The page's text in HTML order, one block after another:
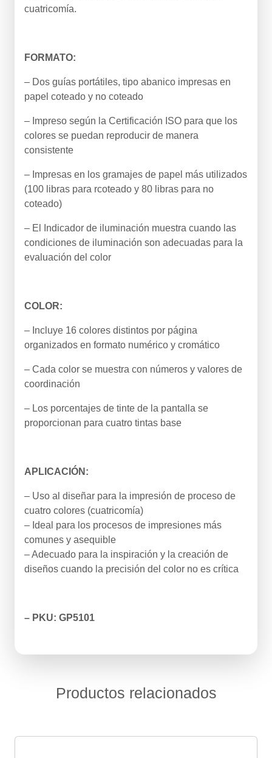
cuatricomía.
FORMATO:
– Dos guías portátiles, tipo abanico impresas en
papel coteado y no coteado
– Impreso según la Certificación ISO para que los
colores se puedan reproducir de manera
consistente
– Impresas en los gramajes de papel más utilizados
(100 libras para rcoteado y 80 libras para no
coteado)
– El Indicador de iluminación muestra cuando las
condiciones de iluminación son adecuadas para la
evaluación del color
COLOR:
– Incluye 16 colores distintos por página
organizados en formato numérico y cromático
– Cada color se muestra con números y valores de
coordinación
– Los porcentajes de tinte de la pantalla se
proporcionan para cuatro tintas base
APLICACIÓN:
– Uso al diseñar para la impresión de proceso de
cuatro colores (cuatricomía)
– Ideal para los procesos de impresiones más
comunes y asequible
– Adecuado para la inspiración y la creación de
diseños cuando la precisión del color no es crítica
– PKU: GP5101
Productos relacionados